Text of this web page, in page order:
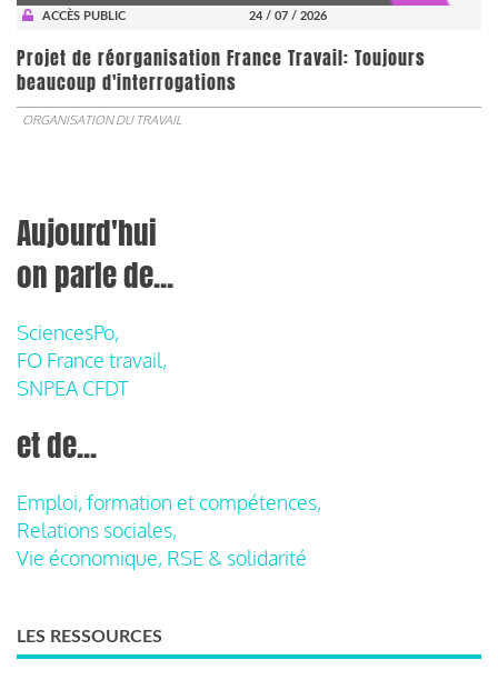
ACCÈS PUBLIC 24 / 07 / 2026
Projet de réorganisation France Travail: Toujours
beaucoup d'interrogations
ORGANISATION DU TRAVAIL
Aujourd'hui
on parle de...
SciencesPo,
FO France travail,
SNPEA CFDT
et de...
Emploi, formation et compétences,
Relations sociales,
Vie économique, RSE & solidarité
LES RESSOURCES